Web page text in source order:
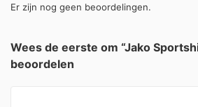
Er zijn nog geen beoordelingen.
Wees de eerste om “Jako
beoordelen